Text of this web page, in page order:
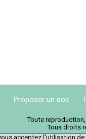
Proposer un doc
Toute
Tous droits
acceptez l'utilisation